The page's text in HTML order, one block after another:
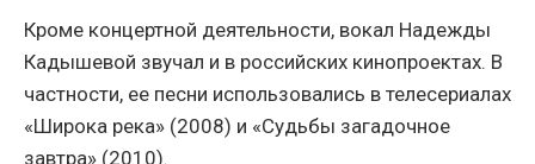
Кроме концертной деятельности, вокал Надежды
Кадышевой звучал и в российских кинопроектах. В
частности, ее песни использовались в телесериалах
«Широка река» (2008) и «Судьбы загадочное
завтра» (2010).